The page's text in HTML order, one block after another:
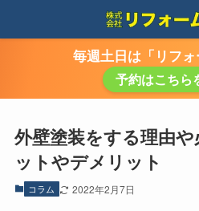
毎週土日は「リフ
予約はこちら
外壁塗装をする理由
ットやデメリット
コラム 2022年2月7日